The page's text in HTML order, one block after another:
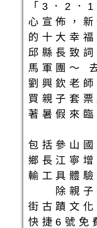
「3．2．
心宣佈，
的十大幸
邱縣長致
馬軍團～
劉興欽老
買親子套
著暑假來
包括參山
鄉長江寧
輸工具體
除親子遊
街古蹟文
快捷6號免